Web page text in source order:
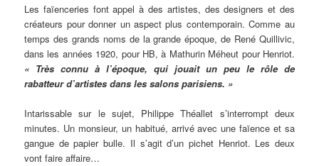
Les faïenceries font appel à des artistes, des designers et des
créateurs pour donner un aspect plus contemporain. Comme au
temps des grands noms de la grande époque, de René Quillivic,
dans les années 1920, pour HB, à Mathurin Méheut pour Henriot.
« Très connu à l’époque, qui jouait un peu le rôle de
rabatteur d’artistes dans les salons parisiens. »
Intarissable sur le sujet, Philippe Théallet s’interrompt deux
minutes. Un monsieur, un habitué, arrivé avec une faïence et sa
gangue de papier bulle. Il s’agit d’un pichet Henriot. Les deux
vont faire affaire…